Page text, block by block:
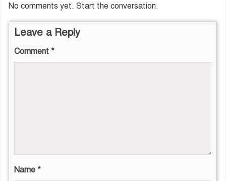
No comments yet. Start the conversation.
Leave a Reply
Comment *
Name *